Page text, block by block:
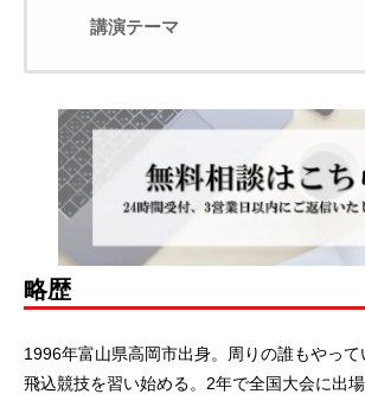
講演テーマ
略歴
1996年富⼭県⾼岡市出⾝。周りの誰もやっ
⾶込競技を習い始める。2年で全国⼤会に出